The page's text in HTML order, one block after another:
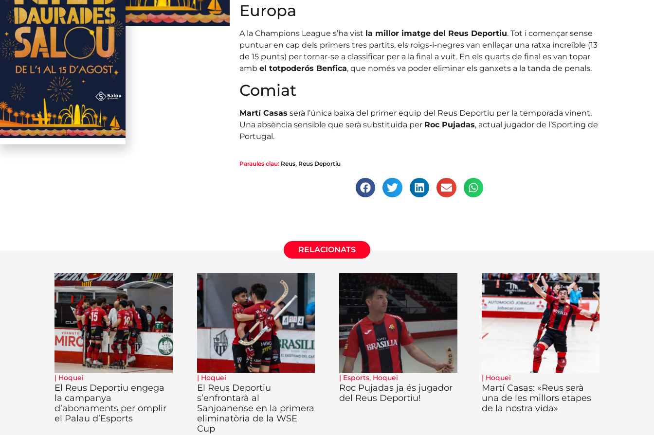
Europa
A la Champions League s’ha vist la millor imatge del Reus Deportiu. Tot i començar sense
puntuar en cap dels primers tres partits, els roigs-i-negres van enllaçar una ratxa increïble (13
de 15 punts) per tornar-se a classificar per a la final a vuit. En els quarts de final es van topar
amb el totpoderós Benfica, que només va poder eliminar els ganxets a la tanda de penals.
Comiat
Martí Casas serà l’única baixa del primer equip del Reus Deportiu per la temporada vinent.
Una absència sensible que serà substituida per Roc Pujadas, actual jugador de l’Sporting de
Portugal.
Paraules clau: Reus, Reus Deportiu
RELACIONATS
| Hoquei
El Reus Deportiu engega
la campanya
d’abonaments per omplir
el Palau d’Esports
| Hoquei
El Reus Deportiu
s’enfrontarà al
Sanjoanense en la primera
eliminatòria de la WSE
Cup
| Esports, Hoquei
Roc Pujadas ja és jugador
del Reus Deportiu!
| Hoquei
Martí Casas: «Reus serà
una de les millors etapes
de la nostra vida»